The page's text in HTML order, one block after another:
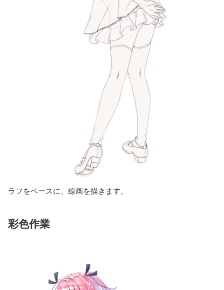
ラフをベースに、線画を描きます。
彩色作業